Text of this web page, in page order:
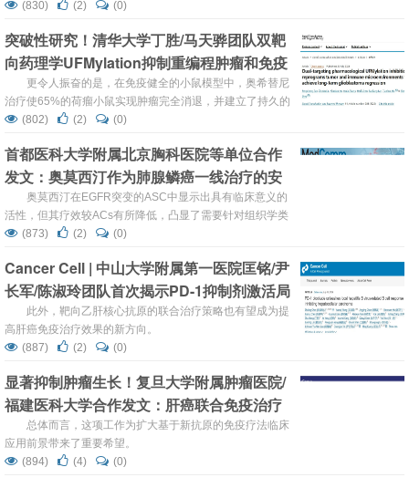
（如PDAC）中的治疗潜力。
(830) (2) (0)
突破性研究！清华大学丁胜/马天骅团队双靶
向药理学UFMylation抑制重编程肿瘤和免疫
微环境以实现长期胶质母细胞瘤消退
更令人振奋的是，在免疫健全的小鼠模型中，奥希替尼
治疗使65%的荷瘤小鼠实现肿瘤完全消退，并建立了持久的
抗肿瘤免疫记忆，再次遭遇肿瘤攻击时可迅速将其清除。
(802) (2) (0)
首都医科大学附属北京胸科医院等单位合作
发文：奥莫西汀作为肺腺鳞癌一线治疗的安
全性和有效性
奥莫西汀在EGFR突变的ASC中显示出具有临床意义的
活性，但其疗效较ACs有所降低，凸显了需要针对组织学类
型制定个体化治疗方案的重要性。
(873) (2) (0)
Cancer Cell | 中山大学附属第一医院匡铭/尹
长军/陈淑玲团队首次揭示PD-1抑制剂激活局
部乙肝病毒B细胞应答
此外，靶向乙肝核心抗原的联合治疗策略也有望成为提
高肝癌免疫治疗效果的新方向。
(887)
(2) (0)
显著抑制肿瘤生长！复旦大学附属肿瘤医院/
福建医科大学合作发文：肝癌联合免疫治疗
的潜在靶点
总体而言，这项工作为扩大基于新抗原的免疫疗法临床
应用前景带来了重要希望。
(894)
(4) (0)